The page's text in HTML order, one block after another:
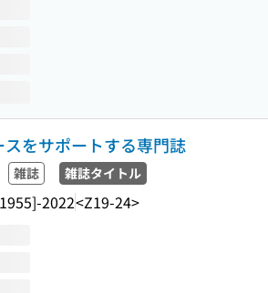
をサポートする専門誌
雑誌 雑誌タイトル
2022<Z19-24>